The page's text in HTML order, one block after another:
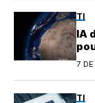
TI
IA
7
TI